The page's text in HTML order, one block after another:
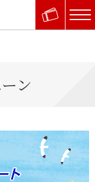
ン